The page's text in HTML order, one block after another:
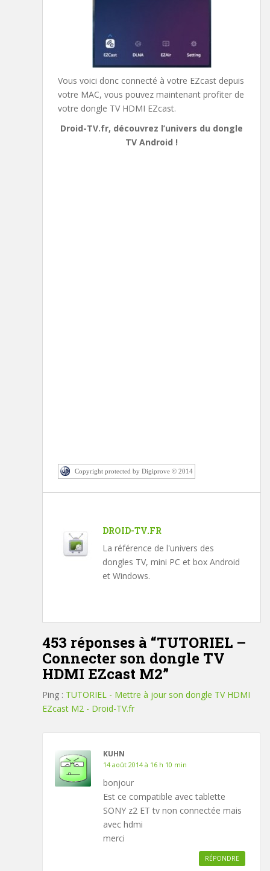
Vous voici donc connecté à votre EZcast depuis
votre MAC, vous pouvez maintenant profiter de
votre dongle TV HDMI EZcast.
Droid-TV.fr, découvrez l’univers du dongle
TV Android !
Copyright protected by Digiprove © 2014
DROID-TV.FR
La référence de l'univers des
dongles TV, mini PC et box Android
et Windows.
453 réponses à “TUTORIEL –
Connecter son dongle TV
HDMI EZcast M2”
Ping : TUTORIEL - Mettre à jour son dongle TV HDMI
EZcast M2 - Droid-TV.fr
KUHN
14 août 2014 à 16 h 10 min
bonjour
Est ce compatible avec tablette
SONY z2 ET tv non connectée mais
avec hdmi
merci
RÉPONDRE